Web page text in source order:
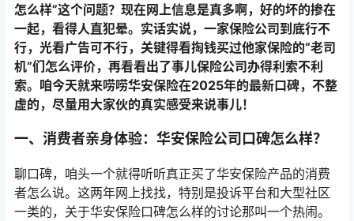
怎么样”这个问题？现在网上信息是真多啊，好的坏的掺在
一起，看得人直犯晕。实话实说，一家保险公司到底行不
行，光看广告可不行，关键得看掏钱买过他家保险的“老司
机”们怎么评价，再看看出了事儿保险公司办得利索不利
索。咱今天就来唠唠华安保险在2025年的最新口碑，不整
虚的，尽量用大家伙的真实感受来说事儿！
一、消费者亲身体验：华安保险公司口碑怎么样？
聊口碑，咱头一个就得听听真正买了华安保险产品的消费
者怎么说。这两年网上找找，特别是投诉平台和大型社区
一类的，关于华安保险口碑怎么样的讨论那叫一个热闹。